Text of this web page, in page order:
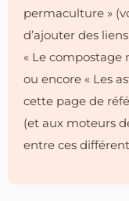
permaculture »
d’ajouter des
« Le compostage
ou encore « Les
cette page de
(et aux moteurs
entre ces